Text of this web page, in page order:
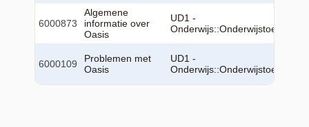
6000873
Algemene
informatie over
Oasis
UD1 -
6000109
Problemen met
Oasis
UD1 -